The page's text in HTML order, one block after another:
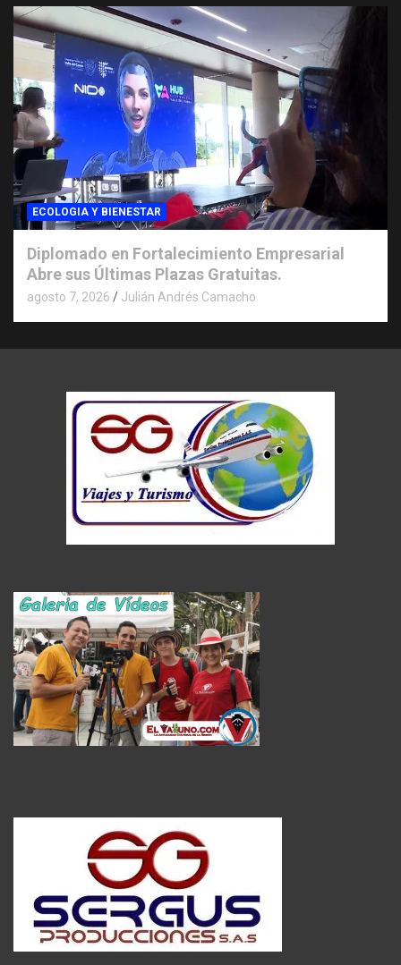
ECOLOGIA Y BIENESTAR
Diplomado en Fortalecimiento Empresarial
Abre sus Últimas Plazas Gratuitas.
agosto 7, 2026 Julián Andrés Camacho